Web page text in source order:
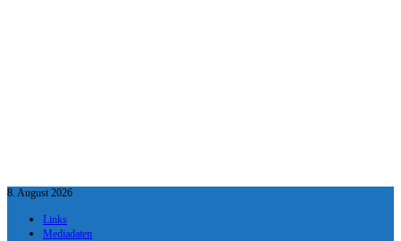
8. August 2026
Links
Mediadaten